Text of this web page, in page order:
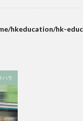
hkeducation/hk-
ハラ